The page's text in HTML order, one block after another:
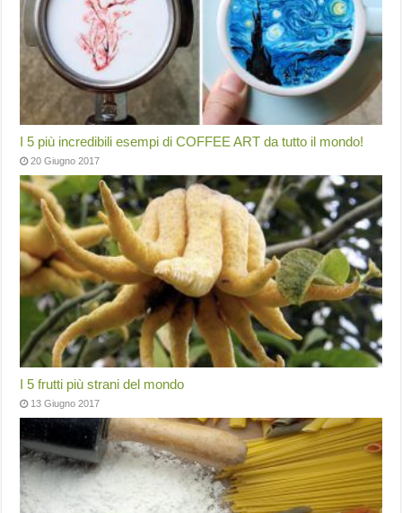
I 5 più incredibili esempi di COFFEE ART da tutto il mondo!
20 Giugno 2017
I 5 frutti più strani del mondo
13 Giugno 2017